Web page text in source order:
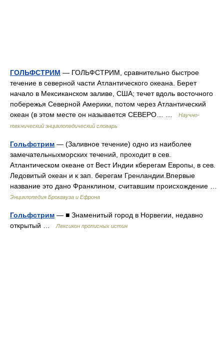
ГОЛЬФСТРИМ — ГОЛЬФСТРИМ, сравнительно быстрое
течение в северной части Атлантического океана. Берет
начало в Мексиканском заливе, США; течет вдоль восточного
побережья Северной Америки, потом через Атлантический
океан (в этом месте он называется СЕВЕРО… …
Научно-
технический энциклопедический словарь
Гольфстрим — (Заливное течение) одно из наиболее
замечательныхморских течений, проходит в сев.
Атлантическом океане от Вест Индии кберегам Европы, в сев.
Ледовитый океан и к зап. берегам Гренландии.Впервые
название это дано Франклином, считавшим происхождение …
Энциклопедия Брокгауза и Ефрона
Гольфстрим — ■ Знаменитый город в Норвегии, недавно
открытый …
Лексикон прописных истин